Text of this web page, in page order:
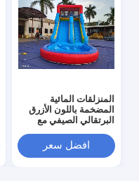
المنزلقات المائية
المضخمة باللون الأزرق
البرتقالي الصيفي مع
افضل سعر